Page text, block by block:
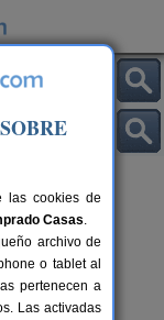
las cookies de
Casas.
archivo de
o tablet al
pertenecen a
Las activadas